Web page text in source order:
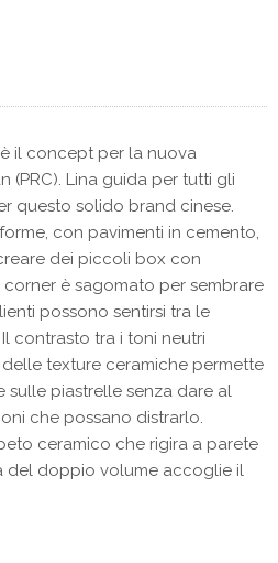
è il concept per la nuova
(PRC). Lina guida per tutti gli
questo solido brand cinese.
con pavimenti in cemento,
dei piccoli box con
corner è sagomato per sembrare
possono sentirsi tra le
contrasto tra i toni neutri
texture ceramiche permette
sulle piastrelle senza dare al
che possano distrarlo.
ceramico che rigira a parete
del doppio volume accoglie il